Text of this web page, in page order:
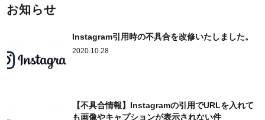
お知らせ
Instagram引用時の不具合を改修いたしました。
2020.10.28
【不具合情報】Instagramの引用でURLを入れて
も画像やキャプションが表示されない件